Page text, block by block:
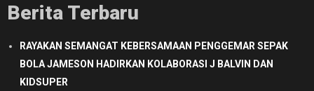
Berita Terbaru
RAYAKAN SEMANGAT KEBERSAMAAN PENGGEMAR SEPAK
BOLA JAMESON HADIRKAN KOLABORASI J BALVIN DAN
KIDSUPER